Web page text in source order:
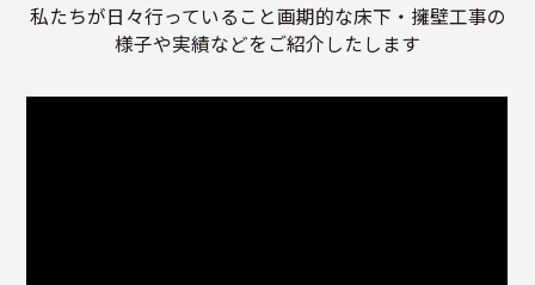
私たちが日々行っていること画期的な床下・擁壁工事の
様子や実績などをご紹介したします